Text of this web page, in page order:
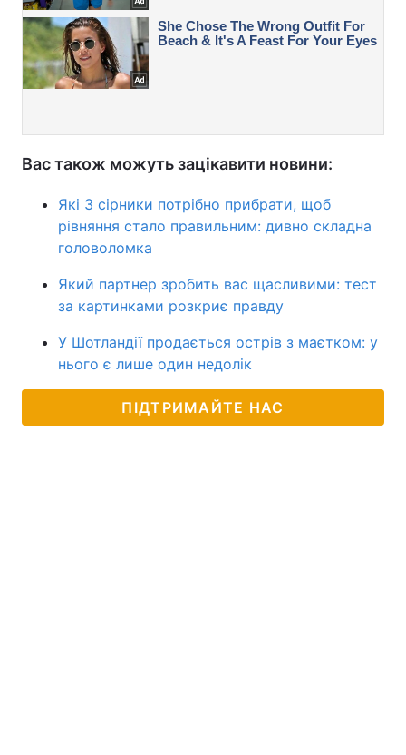
Вас також можуть зацікавити новини:
Які 3 сірники потрібно прибрати, щоб
рівняння стало правильним: дивно складна
головоломка
Який партнер зробить вас щасливими: тест
за картинками розкриє правду
У Шотландії продається острів з маєтком: у
нього є лише один недолік
ПІДТРИМАЙТЕ НАС